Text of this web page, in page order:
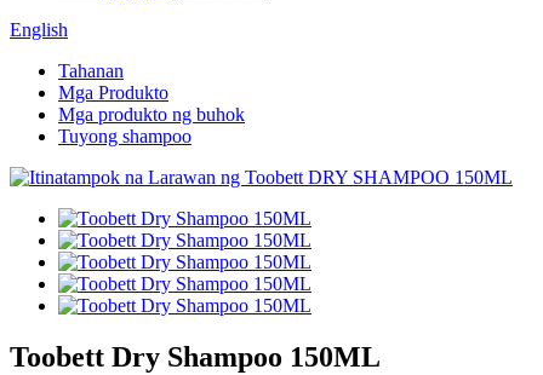
English
Tahanan
Mga Produkto
Mga produkto ng buhok
Tuyong shampoo
Toobett Dry Shampoo 150ML